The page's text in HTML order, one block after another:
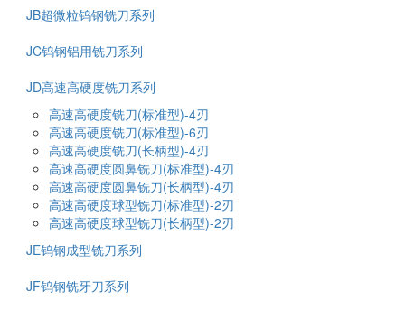
JB超微粒钨钢铣刀系列
JC钨钢铝用铣刀系列
JD高速高硬度铣刀系列
高速高硬度铣刀(标准型)-4刃
高速高硬度铣刀(标准型)-6刃
高速高硬度铣刀(长柄型)-4刃
高速高硬度圆鼻铣刀(标准型)-4刃
高速高硬度圆鼻铣刀(长柄型)-4刃
高速高硬度球型铣刀(标准型)-2刃
高速高硬度球型铣刀(长柄型)-2刃
JE钨钢成型铣刀系列
JF钨钢铣牙刀系列